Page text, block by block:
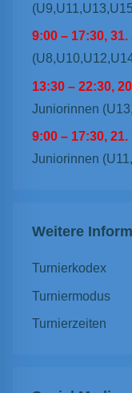
9:00 – 17:30, 31.
13:30 – 22:30,
Juniorinnen
9:00 – 17:30, 21.
Juniorinnen
Weitere
Turnierkodex
Turniermodus
Turnierzeiten